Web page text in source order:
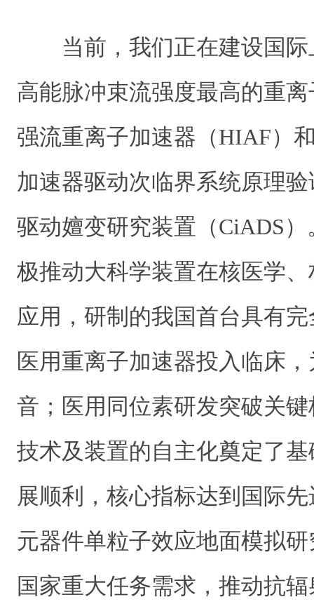
当前，我们正在建设国
高能脉冲束流强度最高的重
强流重离子加速器（HIAF）
加速器驱动次临界系统原理
驱动嬗变研究装置（CiADS
极推动大科学装置在核医学
应用，研制的我国首台具有
医用重离子加速器投入临床
音；医用同位素研发突破关
技术及装置的自主化奠定了
展顺利，核心指标达到国际
元器件单粒子效应地面模拟
国家重大任务需求，推动抗